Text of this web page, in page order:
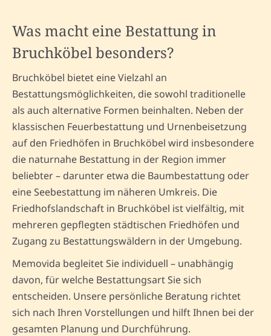
Was macht eine Bestattung in
Bruchköbel besonders?
Bruchköbel bietet eine Vielzahl an
Bestattungsmöglichkeiten, die sowohl traditionelle
als auch alternative Formen beinhalten. Neben der
klassischen Feuerbestattung und Urnenbeisetzung
auf den Friedhöfen in Bruchköbel wird insbesondere
die naturnahe Bestattung in der Region immer
beliebter – darunter etwa die Baumbestattung oder
eine Seebestattung im näheren Umkreis. Die
Friedhofslandschaft in Bruchköbel ist vielfältig, mit
mehreren gepflegten städtischen Friedhöfen und
Zugang zu Bestattungswäldern in der Umgebung.
Memovida begleitet Sie individuell – unabhängig
davon, für welche Bestattungsart Sie sich
entscheiden. Unsere persönliche Beratung richtet
sich nach Ihren Vorstellungen und hilft Ihnen bei der
gesamten Planung und Durchführung.